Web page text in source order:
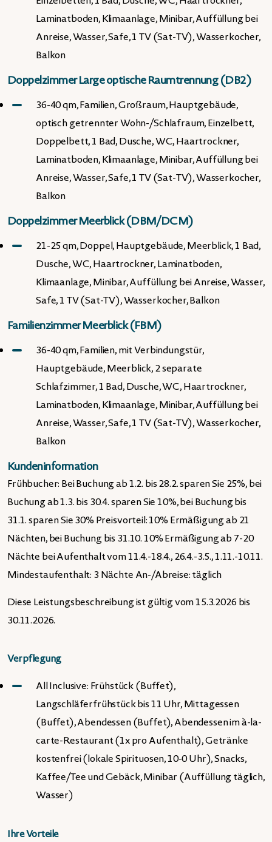
Laminatboden, Klimaanlage, Minibar, Auffüllung bei
Anreise, Wasser, Safe, 1 TV (Sat-TV), Wasserkocher,
Balkon
Doppelzimmer Large optische Raumtrennung (DB2)
36-40 qm, Familien, Großraum, Hauptgebäude,
optisch getrennter Wohn-/Schlafraum, Einzelbett,
Doppelbett, 1 Bad, Dusche, WC, Haartrockner,
Laminatboden, Klimaanlage, Minibar, Auffüllung bei
Anreise, Wasser, Safe, 1 TV (Sat-TV), Wasserkocher,
Balkon
Doppelzimmer Meerblick (DBM/DCM)
21-25 qm, Doppel, Hauptgebäude, Meerblick, 1 Bad,
Dusche, WC, Haartrockner, Laminatboden,
Klimaanlage, Minibar, Auffüllung bei Anreise, Wasser,
Safe, 1 TV (Sat-TV), Wasserkocher, Balkon
Familienzimmer Meerblick (FBM)
36-40 qm, Familien, mit Verbindungstür,
Hauptgebäude, Meerblick, 2 separate
Schlafzimmer, 1 Bad, Dusche, WC, Haartrockner,
Laminatboden, Klimaanlage, Minibar, Auffüllung bei
Anreise, Wasser, Safe, 1 TV (Sat-TV), Wasserkocher,
Balkon
Kundeninformation
Frühbucher: Bei Buchung ab 1.2. bis 28.2. sparen Sie 25%, bei
Buchung ab 1.3. bis 30.4. sparen Sie 10%, bei Buchung bis
31.1. sparen Sie 30% Preisvorteil: 10% Ermäßigung ab 21
Nächten, bei Buchung bis 31.10. 10% Ermäßigung ab 7-20
Nächte bei Aufenthalt vom 11.4.-18.4., 26.4.-3.5., 1.11.-10.11.
Mindestaufenthalt: 3 Nächte An-/Abreise: täglich
Diese Leistungsbeschreibung ist gültig vom 15.3.2026 bis
30.11.2026.
Verpflegung
All Inclusive: Frühstück (Buffet),
Langschläferfrühstück bis 11 Uhr, Mittagessen
(Buffet), Abendessen (Buffet), Abendessen im à-la-
carte-Restaurant (1x pro Aufenthalt), Getränke
kostenfrei (lokale Spirituosen, 10-0 Uhr), Snacks,
Kaffee/Tee und Gebäck, Minibar (Auffüllung täglich,
Wasser)
Ihre Vorteile